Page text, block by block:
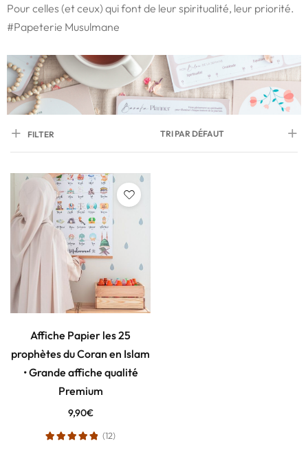
Pour celles (et ceux) qui font de leur spiritualité, leur priorité.
#Papeterie Musulmane
FILTER TRI PAR DÉFAUT
Affiche Papier les 25
prophètes du Coran en Islam
• Grande affiche qualité
Premium
9,90€
(12)